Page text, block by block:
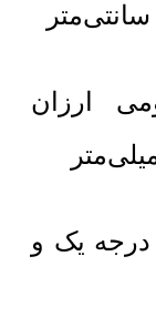
ارزان
درجه یک و